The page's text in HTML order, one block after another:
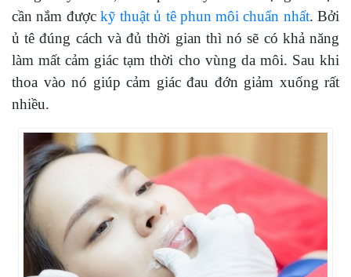
cần nắm được kỹ thuật ủ tê phun môi chuẩn nhất. Bởi
ủ tê đúng cách và đủ thời gian thì nó sẽ có khả năng
làm mất cảm giác tạm thời cho vùng da môi. Sau khi
thoa vào nó giúp cảm giác đau đớn giảm xuống rất
nhiều.